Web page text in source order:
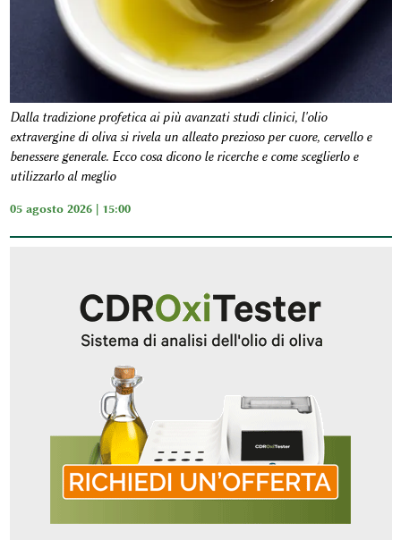
Dalla tradizione profetica ai più avanzati studi clinici, l'olio
extravergine di oliva si rivela un alleato prezioso per cuore, cervello e
benessere generale. Ecco cosa dicono le ricerche e come sceglierlo e
utilizzarlo al meglio
05 agosto 2026 | 15:00